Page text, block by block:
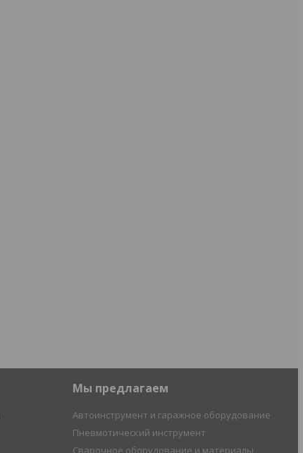
Мы предлагаем
Автоинструмент и гаражное оборудование
Пневмотический инструмент
Сварочное оборудование и материалы